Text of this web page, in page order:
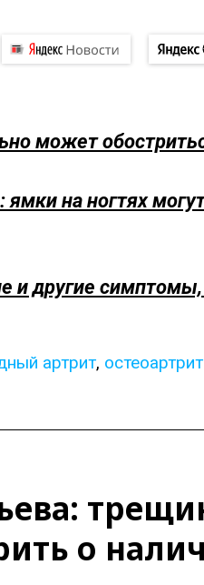
может
на ногтях
и другие
артрит, остеоартрит
о